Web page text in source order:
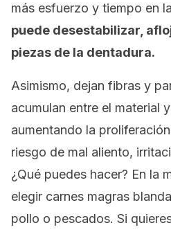
más esfuerzo y tiempo en
puede desestabilizar,
piezas de la dentadura.
Asimismo, dejan fibras y
acumulan entre el material
aumentando la
riesgo de mal aliento,
¿Qué puedes hacer? En la
elegir carnes magras
pollo o pescados. Si